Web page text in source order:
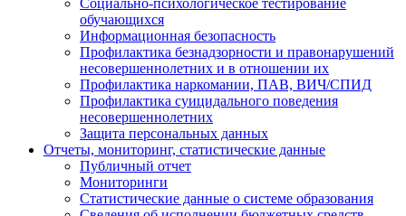
Социально-психологическое тестирование
обучающихся
Информационная безопасность
Профилактика безнадзорности и правонарушений
несовершеннолетних и в отношении их
Профилактика наркомании, ПАВ, ВИЧ/СПИД
Профилактика суицидального поведения
несовершеннолетних
Защита персональных данных
Отчеты, мониторинг, статистические данные
Публичный отчет
Мониторинги
Статистические данные о системе образования